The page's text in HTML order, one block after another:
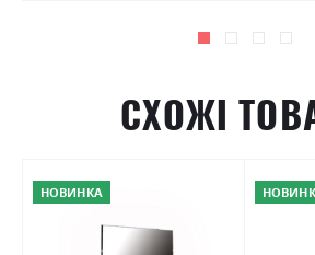
СХОЖІ
НОВИНКА